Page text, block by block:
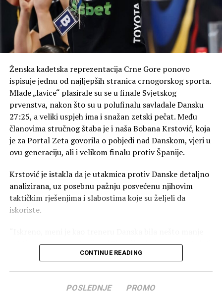
Ženska kadetska reprezentacija Crne Gore ponovo
ispisuje jednu od najljepših stranica crnogorskog sporta.
Mlade „lavice“ plasirale su se u finale Svjetskog
prvenstva, nakon što su u polufinalu savladale Dansku
27:25, a veliki uspjeh ima i snažan zetski pečat. Među
članovima stručnog štaba je i naša Bobana Krstović, koja
je za Portal Zeta govorila o pobjedi nad Danskom, vjeri u
ovu generaciju, ali i velikom finalu protiv Španije.
Krstović je istakla da je utakmica protiv Danske detaljno
analizirana, uz posebnu pažnju posvećenu njihovim
taktičkim rješenjima i slabostima koje su željeli da
iskoriste.
zahtjevna reprezentacija od Slovačke, koju smo savladali
u borbi za polufinale. Prije svega, Danska nije ekipa koja
iskoristiti. Pripremili smo se za sve njihove slabosti i
CONTINUE READING
POSLEDNJE PROMO